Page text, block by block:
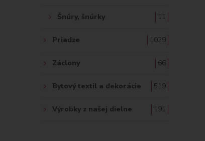
Šnúry, šnúrky 11
Priadze 1029
Záclony 66
Bytový textil a dekorácie 519
Výrobky z našej dielne 191